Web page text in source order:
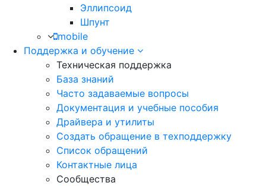
Эллипсоид
Шпунт
mobile
Поддержка и обучение
Техническая поддержка
База знаний
Часто задаваемые вопросы
Документация и учебные пособия
Драйвера и утилиты
Создать обращение в техподдержку
Список обращений
Контактные лица
Сообщества